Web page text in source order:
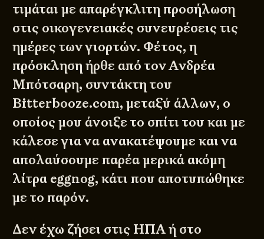
τιμάται με απαρέγκλιτη προσήλωση
στις οικογενειακές συνευρέσεις τις
ημέρες των γιορτών. Φέτος, η
πρόσκληση ήρθε από τονΑνδρέα
Μπότσαρη, συντάκτη του
Bitterbooze.com, μεταξύ άλλων, ο
οποίος μου άνοιξε το σπίτι του και με
κάλεσε για να ανακατέψουμε και να
απολαύσουμε παρέα μερικά ακόμη
λίτρα eggnog, κάτι που αποτυπώθηκε
με το παρόν.
Δεν έχω ζήσει στις ΗΠΑ ή στο